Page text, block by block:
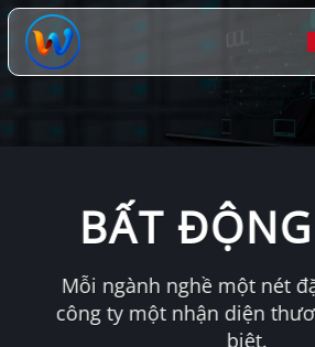
Chuyển
đến
dung
BẤT
Mỗi ngành nghề một nét
công ty một nhận diện
biệt.